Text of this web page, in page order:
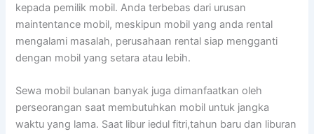
kepada pemilik mobil. Anda terbebas dari urusan
maintentance mobil, meskipun mobil yang anda rental
mengalami masalah, perusahaan rental siap mengganti
dengan mobil yang setara atau lebih.
Sewa mobil bulanan banyak juga dimanfaatkan oleh
perseorangan saat membutuhkan mobil untuk jangka
waktu yang lama. Saat libur iedul fitri,tahun baru dan liburan